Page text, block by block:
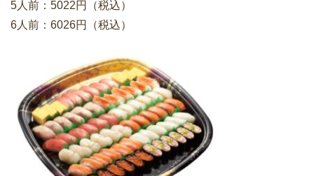
5人前：5022円（税込）
6人前：6026円（税込）